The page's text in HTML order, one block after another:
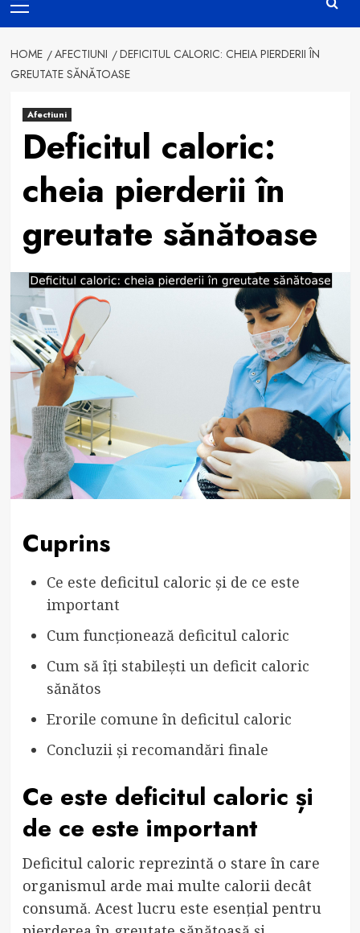
Menu
HOME AFECTIUNI
DEFICITUL CALORIC: CHEIA PIERDERII ÎN
GREUTATE SĂNĂTOASE
Afectiuni
Deficitul caloric:
cheia pierderii în
greutate sănătoase
Cuprins
Ce este deficitul caloric și de ce este
important
Cum funcționează deficitul caloric
Cum să îți stabilești un deficit caloric
sănătos
Erorile comune în deficitul caloric
Concluzii și recomandări finale
Ce este deficitul caloric și
de ce este important
Deficitul caloric reprezintă o stare în care
organismul arde mai multe calorii decât
consumă. Acest lucru este esențial pentru